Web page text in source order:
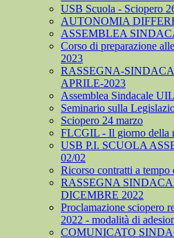
USB Scuola - Sciopero
AUTONOMIA
ASSEMBLEA
Corso di preparazione
2023
RASSEGNA-
APRILE-2023
Assemblea Sindacale
Seminario sulla
Sciopero 24 marzo
FLCGIL - Il giorno della
USB P.I. SCUOLA
02/02
Ricorso contratti a tempo
RASSEGNA
DICEMBRE 2022
Proclamazione sciopero
2022 - modalità di
COMUNICATO